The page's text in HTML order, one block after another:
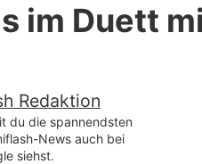
im Duett
Redaktion
du die spannendsten
News auch bei
siehst.